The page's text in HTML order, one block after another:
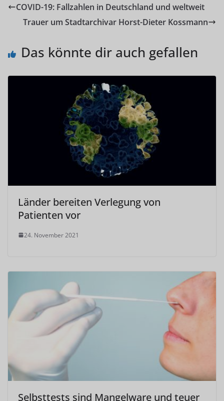
COVID-19: Fallzahlen in Deutschland und weltweit
Trauer um Stadtarchivar Horst-Dieter Kossmann
Das könnte dir auch gefallen
Länder bereiten Verlegung von
Patienten vor
24. November 2021
Selbsttests sind Mangelware und teuer